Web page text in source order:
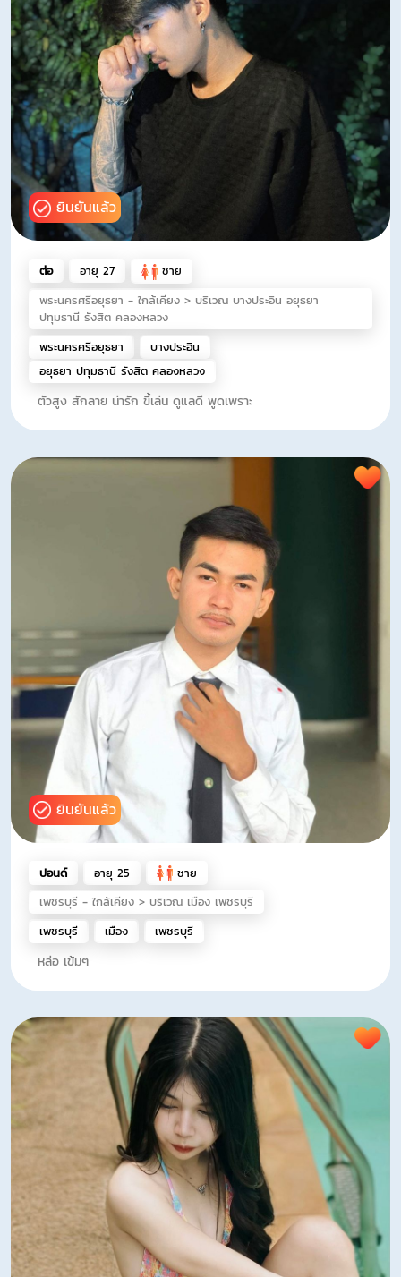
ยินยันแล้ว
ต่อ อายุ 27
ชาย
พระนครศรีอยุธยา - ใกล้เคียง > บริเวณ บางประอิน อยุธยา
ปทุมธานี รังสิต คลองหลวง
พระนครศรีอยุธยา
บางประอิน
อยุธยา ปทุมธานี รังสิต คลองหลวง
ตัวสูง สักลาย น่ารัก ขี้เล่น ดูแลดี พูดเพราะ
ยินยันแล้ว
ปอนด์ อายุ 25
ชาย
เพชรบุรี - ใกล้เคียง > บริเวณ เมือง เพชรบุรี
เพชรบุรี
เมือง เพชรบุรี
หล่อ เข้มๆ